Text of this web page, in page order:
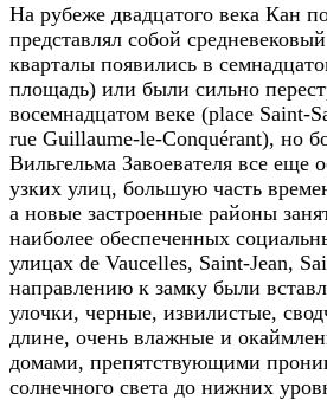
На рубеже двадцатого века Кан
представлял собой
кварталы появились в
площадь) или были сильно
восемнадцатом веке (place Saint-
rue Guillaume-le-Conquérant), но
Вильгельма Завоевателя все еще
узких улиц, большую часть
а новые застроенные районы
наиболее обеспеченных
улицах de Vaucelles, Saint-Jean,
направлению к замку были
улочки, черные, извилистые,
длине, очень влажные и
домами, препятствующими
солнечного света до нижних